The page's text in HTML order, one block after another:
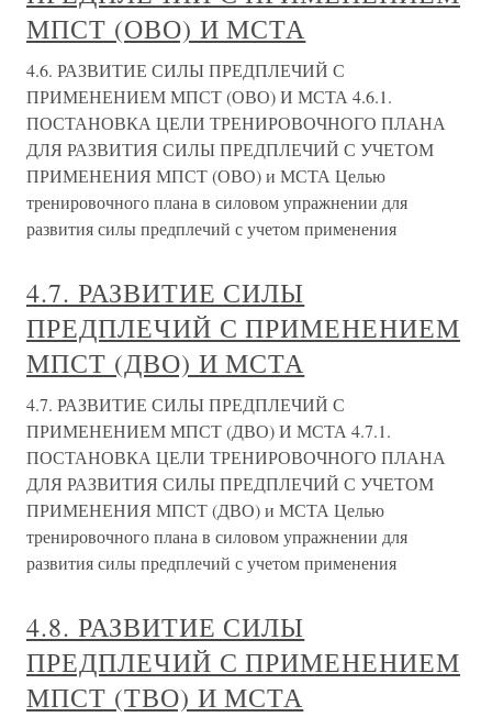
МПСТ (ОВО) И МСТА
4.6. РАЗВИТИЕ СИЛЫ ПРЕДПЛЕЧИЙ С
ПРИМЕНЕНИЕМ МПСТ (ОВО) И МСТА 4.6.1.
ПОСТАНОВКА ЦЕЛИ ТРЕНИРОВОЧНОГО ПЛАНА
ДЛЯ РАЗВИТИЯ СИЛЫ ПРЕДПЛЕЧИЙ С УЧЕТОМ
ПРИМЕНЕНИЯ МПСТ (ОВО) и МСТА Целью
тренировочного плана в силовом упражнении для
развития силы предплечий с учетом применения
4.7. РАЗВИТИЕ СИЛЫ
ПРЕДПЛЕЧИЙ С ПРИМЕНЕНИЕМ
МПСТ (ДВО) И МСТА
4.7. РАЗВИТИЕ СИЛЫ ПРЕДПЛЕЧИЙ С
ПРИМЕНЕНИЕМ МПСТ (ДВО) И МСТА 4.7.1.
ПОСТАНОВКА ЦЕЛИ ТРЕНИРОВОЧНОГО ПЛАНА
ДЛЯ РАЗВИТИЯ СИЛЫ ПРЕДПЛЕЧИЙ С УЧЕТОМ
ПРИМЕНЕНИЯ МПСТ (ДВО) и МСТА Целью
тренировочного плана в силовом упражнении для
развития силы предплечий с учетом применения
4.8. РАЗВИТИЕ СИЛЫ
ПРЕДПЛЕЧИЙ С ПРИМЕНЕНИЕМ
МПСТ (ТВО) И МСТА